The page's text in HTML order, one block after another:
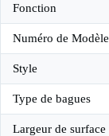
Fonction
Numéro de Modèle
Style
Type de bagues
Largeur de surface